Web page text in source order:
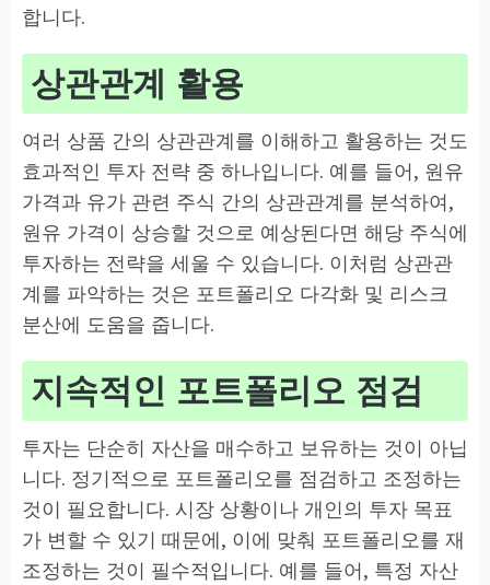
합니다.
상관관계 활용
여러 상품 간의 상관관계를 이해하고 활용하는 것도
효과적인 투자 전략 중 하나입니다. 예를 들어, 원유
가격과 유가 관련 주식 간의 상관관계를 분석하여,
원유 가격이 상승할 것으로 예상된다면 해당 주식에
투자하는 전략을 세울 수 있습니다. 이처럼 상관관
계를 파악하는 것은 포트폴리오 다각화 및 리스크
분산에 도움을 줍니다.
지속적인 포트폴리오 점검
투자는 단순히 자산을 매수하고 보유하는 것이 아닙
니다. 정기적으로 포트폴리오를 점검하고 조정하는
것이 필요합니다. 시장 상황이나 개인의 투자 목표
가 변할 수 있기 때문에, 이에 맞춰 포트폴리오를 재
조정하는 것이 필수적입니다. 예를 들어, 특정 자산